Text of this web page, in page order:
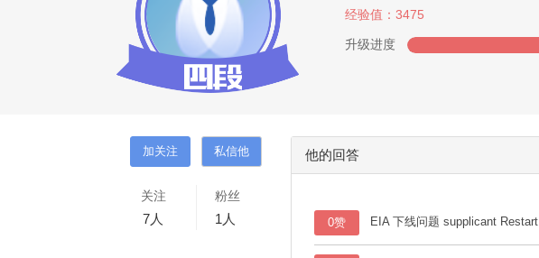
经验值： 3475
升级进度
关注
7人
粉丝
1 人
他的回答
0赞 EIA 下线问题 supplicant Restart